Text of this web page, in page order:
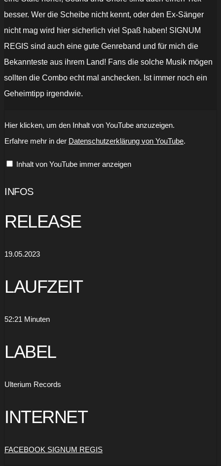
besser. Wer die Scheibe nicht kennt, oder den Ex-Sänger
nicht mag wird hier sicherlich viel Spaß haben! SIGNUM
REGIS sind auch eine gute Genreband und für mich die
Bekannteste aus ihrem Land! Fans die solche Musik mögen
sollten die Combo echt mal anchecken. Ist immer noch ein
Geheimtipp irgendwie.
Kingdom
Heaven
von
Hier klicken, um den Inhalt von YouTube anzuzeigen.
Erfahre mehr in der Datenschutzerklärung von YouTube.
Inhalt von YouTube immer anzeigen
INFOS
RELEASE
19.05.2023
LAUFZEIT
52:21 Minuten
LABEL
Ulterium Records
INTERNET
FACEBOOK SIGNUM REGIS